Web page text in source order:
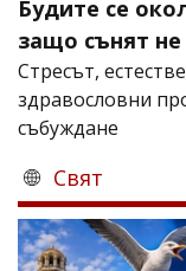
Будите се
защо сънят
Стресът,
здравословни
събуждане
Свят